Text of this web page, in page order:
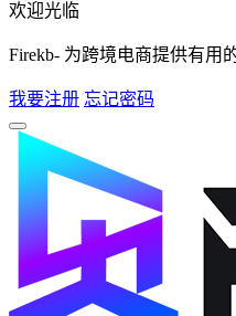
欢迎光临
Firekb- 为跨境电商提供有用
我要注册 忘记密码